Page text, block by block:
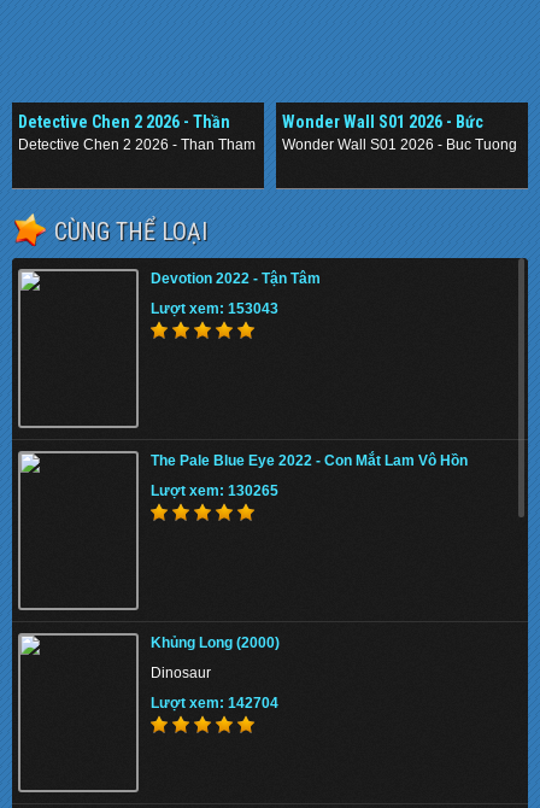
Detective Chen 2 2026 - Thần
Thám Nằm Vùng 2
Detective Chen 2 2026 - Than Tham Nam Vung 2
Wonder Wall S01 2026 - Bức
Tường Mê Cung
Wonder Wall S01 2026 - Buc Tuong
CÙNG THỂ LOẠI
Devotion 2022 - Tận Tâm
Lượt xem: 153043
The Pale Blue Eye 2022 - Con Mắt Lam Vô Hồn
Lượt xem: 130265
Khủng Long (2000)
Dinosaur
Lượt xem: 142704